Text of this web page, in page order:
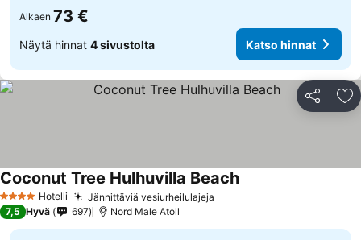
Alkaen 73 €
Näytä hinnat 4 sivustolta Katso hinnat
Jaa
4 Tähtiluokitus
Hotelli Jännittäviä vesiurheilulajeja
Coconut Tree Hulhuvilla Beach
7,5 Hyvä 697 Nord Male Atoll